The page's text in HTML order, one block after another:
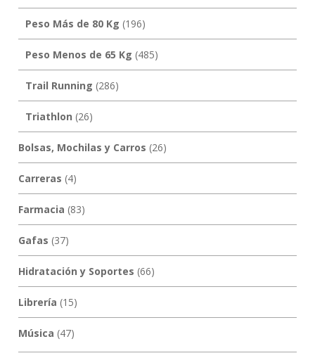
Peso Más de 80 Kg (196)
Peso Menos de 65 Kg (485)
Trail Running (286)
Triathlon (26)
Bolsas, Mochilas y Carros (26)
Carreras (4)
Farmacia (83)
Gafas (37)
Hidratación y Soportes (66)
Librería (15)
Música (47)